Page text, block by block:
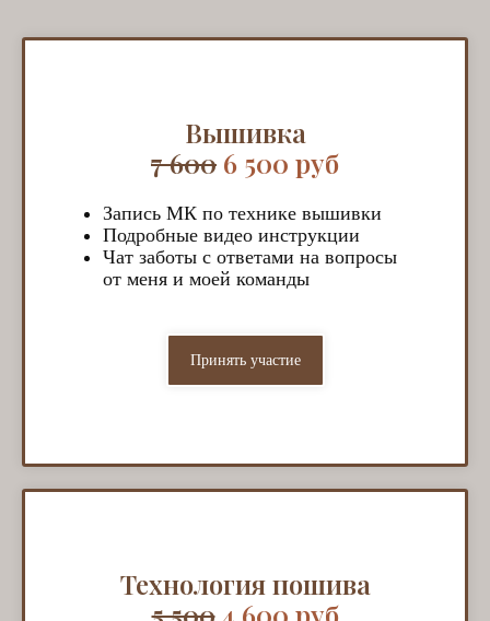
Вышивка
7 600 6 500 руб
Запись МК по технике вышивки
Подробные видео инструкции
Чат заботы с ответами на вопросы
от меня и моей команды
Принять участие
Технология пошива